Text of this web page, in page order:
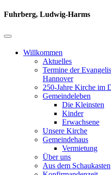
Fuhrberg, Ludwig-Harms
Willkommen
Aktuelles
Termine der
Hannover
250-Jahre Kirche im
Gemeindeleben
Die Kleinsten
Kinder
Erwachsene
Unsere Kirche
Gemeindehaus
Vermietung
Über uns
Aus dem Schaukasten